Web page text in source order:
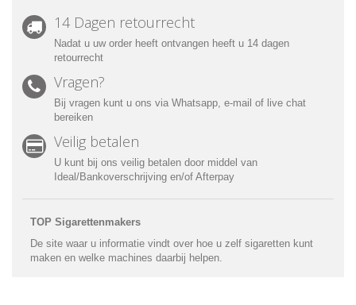
14 Dagen retourrecht
Nadat u uw order heeft ontvangen heeft u 14 dagen
retourrecht
Vragen?
Bij vragen kunt u ons via Whatsapp, e-mail of live chat
bereiken
Veilig betalen
U kunt bij ons veilig betalen door middel van
Ideal/Bankoverschrijving en/of Afterpay
TOP Sigarettenmakers
De site waar u informatie vindt over hoe u zelf sigaretten kunt
maken en welke machines daarbij helpen.